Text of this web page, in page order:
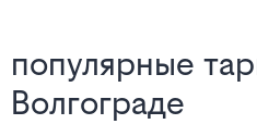
популярные
Волгограде